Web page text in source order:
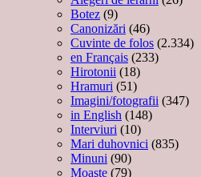
Botez (9)
Canonizări (46)
Cuvinte de folos (2.334)
en Français (233)
Hirotonii (18)
Hramuri (51)
Imagini/fotografii (347)
in English (148)
Interviuri (10)
Mari duhovnici (835)
Minuni (90)
Moaşte (79)